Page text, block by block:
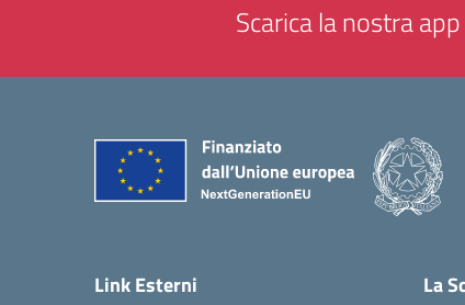
Scarica la nostra
Link Esterni La